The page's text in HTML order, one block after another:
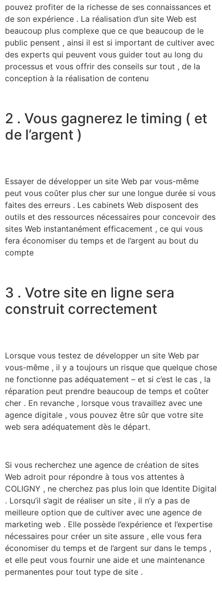
pouvez profiter de la richesse de ses connaissances et
de son expérience . La réalisation d’un site Web est
beaucoup plus complexe que ce que beaucoup de le
public pensent , ainsi il est si important de cultiver avec
des experts qui peuvent vous guider tout au long du
processus et vous offrir des conseils sur tout , de la
conception à la réalisation de contenu
2 . Vous gagnerez le timing ( et
de l’argent )
Essayer de développer un site Web par vous-même
peut vous coûter plus cher sur une longue durée si vous
faites des erreurs . Les cabinets Web disposent des
outils et des ressources nécessaires pour concevoir des
sites Web instantanément efficacement , ce qui vous
fera économiser du temps et de l’argent au bout du
compte
3 . Votre site en ligne sera
construit correctement
Lorsque vous testez de développer un site Web par
vous-même , il y a toujours un risque que quelque chose
ne fonctionne pas adéquatement – et si c’est le cas , la
réparation peut prendre beaucoup de temps et coûter
cher . En revanche , lorsque vous travaillez avec une
agence digitale , vous pouvez être sûr que votre site
web sera adéquatement dès le départ.
Si vous recherchez une agence de création de sites
Web adroit pour répondre à tous vos attentes à
COLIGNY , ne cherchez pas plus loin que Identite Digital
. Lorsqu’il s’agit de réaliser un site , il n’y a pas de
meilleure option que de cultiver avec une agence de
marketing web . Elle possède l’expérience et l’expertise
nécessaires pour créer un site assure , elle vous fera
économiser du temps et de l’argent sur dans le temps ,
et elle peut vous fournir une aide et une maintenance
permanentes pour tout type de site .